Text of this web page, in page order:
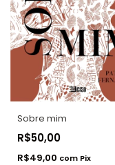
Sobre mim
R$50,00
R$49,00 com Pix